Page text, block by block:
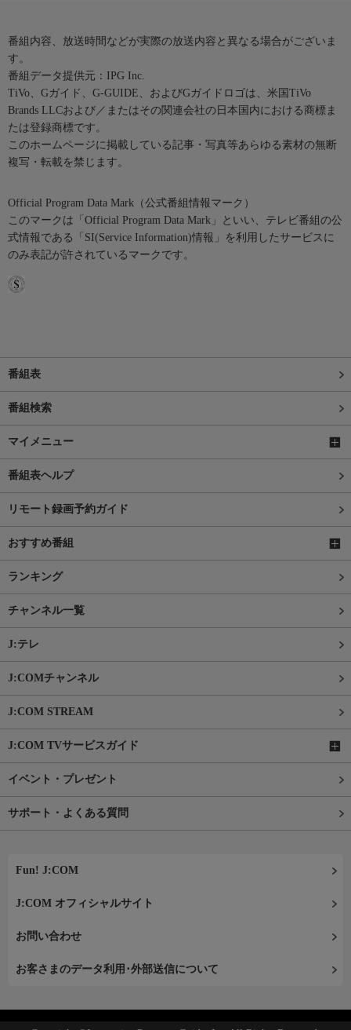
番組内容、放送時間などが実際の放送内容と異なる場合がございま
す。
番組データ提供元：IPG Inc.
TiVo、Gガイド、G-GUIDE、およびGガイドロゴは、米国TiVo
Brands LLCおよび／またはその関連会社の日本国内における商標ま
たは登録商標です。
このホームページに掲載している記事・写真等あらゆる素材の無断
複写・転載を禁じます。
Official Program Data Mark（公式番組情報マーク）
このマークは「Official Program Data Mark」といい、テレビ番組の公
式情報である「SI(Service Information)情報」を利用したサービスに
のみ表記が許されているマークです。
番組表
番組検索
マイメニュー
番組表ヘルプ
リモート録画予約ガイド
おすすめ番組
ランキング
チャンネル一覧
J:テレ
J:COMチャンネル
J:COM STREAM
J:COM TVサービスガイド
イベント・プレゼント
サポート・よくある質問
Fun! J:COM
J:COM オフィシャルサイト
お問い合わせ
お客さまのデータ利用･外部送信について